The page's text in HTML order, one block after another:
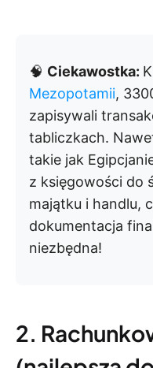
🧠 Ciekawostka:
Mezopotamii,
zapisywali
tabliczkach.
takie jak
z księgowości do
majątku i handlu,
dokumentacja
niezbędna!
2.